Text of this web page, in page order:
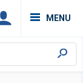
MENU